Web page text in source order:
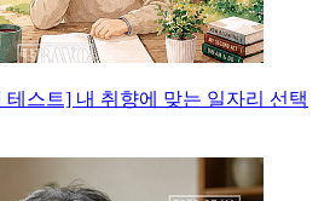
테스트] 내 취향에 맞는 일자리 선택